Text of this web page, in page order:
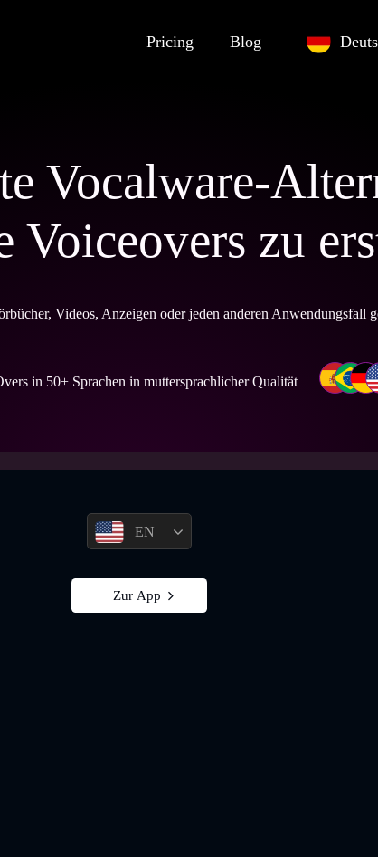
Pricing Blog
Vocalware-
Voiceovers zu
Videos, Anzeigen oder jeden anderen Anwendungsfall
in 50+ Sprachen in muttersprachlicher Qualität
EN
Zur App